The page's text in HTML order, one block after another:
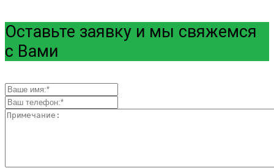
Оставьте заявку и мы свяжемся
с Вами